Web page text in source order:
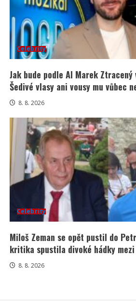
Celebrity
Jak bude podle AI Marek
Šedivé vlasy ani vousy mu vůbec
8. 8. 2026
Celebrity
Miloš Zeman se opět pustil do
kritika spustila divoké hádky
8. 8. 2026